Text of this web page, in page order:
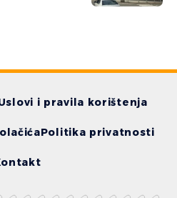
i pravila korištenja
Politika privatnosti